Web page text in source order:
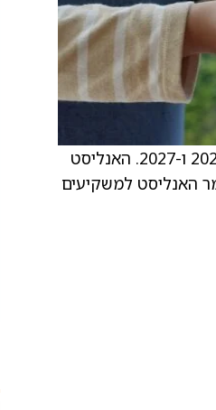
. . Roth Capital מצפים ש-Yeti תציג “מומנטום מתמשך במכירות ובשולי הרווח” בשנים 2026 ו-2027. האנליסט
האנליסט למשקיעים